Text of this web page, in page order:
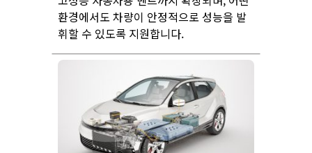
환경에서도 차량이 안정적으로 성능을 발
휘할 수 있도록 지원합니다.